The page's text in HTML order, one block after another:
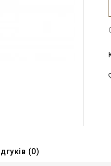
(0)